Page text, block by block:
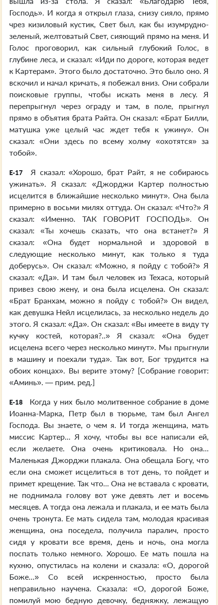
Господь». И когда я открыл глаза, снизу сияло, прямо
чрез кизиловый кустик, Свет был, как бы изумрудно-
зеленый, желтоватый Свет, сияющий прямо на меня. И
Голос проговорил, как сильный глубокий Голос, в
глубине леса, и сказал: «Иди по дороге, которая ведет
к Картерам». Этого было достаточно. Это было оно. Я
вскочил и начал кричать, я побежал вниз. Они собрали
поисковые группы, чтобы искать меня в лесу. Я
перепрыгнул через ограду и там, в поле, прыгнул
прямо в объятия брата Райта. Он сказал: «Брат Билли,
матушка уже целый час ждет тебя к ужину». Он
сказал: «Они здесь по всему холму «охотятся» за
тобой».
E-17
Я сказал: «Хорошо, брат Райт, я не собираюсь
ужинать». Я сказал: «Джорджи Картер полностью
исцелится в ближайшие несколько минут». Она была
примерно в восьми милях оттуда. Он сказал: «Что?» Я
сказал: «Именно. ТАК ГОВОРИТ ГОСПОДЬ». Он
сказал: «Ты хочешь сказать, что она встанет?» Я
сказал: «Она будет нормальной и здоровой в
следующие несколько минут, как только я туда
доберусь». Он сказал: «Можно, я пойду с тобой?» Я
сказал: «Да». И там был человек из Техаса, который
привез свою жену, и она была исцелена. Он сказал:
«Брат Бранхам, можно я пойду с тобой?» Он видел,
как девушка Нейл исцелилась, за несколько недель до
этого. Я сказал: «Да». Он сказал: «Вы имеете в виду ту
кучку костей, которая?..» Я сказал: «Она будет
исцелена всего через несколько минут». Мы прыгнули
в машину и поехали туда». Так вот, Бог трудится на
обоих концах». Вы верите этому? [Собрание говорит:
«Аминь». — прим. ред.]
E-18
Когда у них было молитвенное собрание в доме
Иоанна-Марка, Петр был в тюрьме, там был Ангел
Господа. Вы знаете, о чем я. И тогда женщина, мать
миссис Картер... Я хочу, чтобы вы все написали ей,
если желаете. Она очень критиковала. Но она...
Маленькая Джорджи плакала. Она обещала Богу, что
если она сможет исцелиться в тот день, то пойдет и
примет крещение. Так что... Она не вставала с кровати,
не поднимала голову вот уже девять лет и восемь
месяцев. А тогда она лежала и плакала, и ее мать была
очень тронута. Ее мать сидела там, молодая красивая
женщина, она поседела, получила паралич, просто
сидя у кровати все время, день и ночь, она могла
поспать только немного. Хорошо. Ее мать пошла на
кухню, опустилась на колени и сказала: «О, дорогой
Боже...» Со всей искренностью, просто была
неправильно научена. Сказала: «О, дорогой Боже,
помилуй мою бедную девочку, бедняжку, лежащую